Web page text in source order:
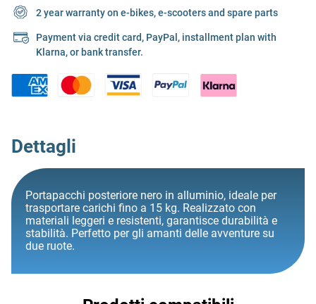
2 year warranty on e-bikes, e-scooters and spare parts
Payment via credit card, PayPal, installment plan with
Klarna, or bank transfer.
Dettagli
Portapacchi posteriore nero in alluminio, ideale per
trasportare carichi fino a 15 kg. Realizzato con
materiali leggeri e resistenti, garantisce durabilità e
stabilità. Perfetto per gli amanti delle avventure su
due ruote.